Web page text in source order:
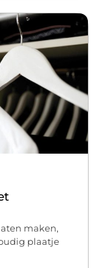
maken,
plaatje